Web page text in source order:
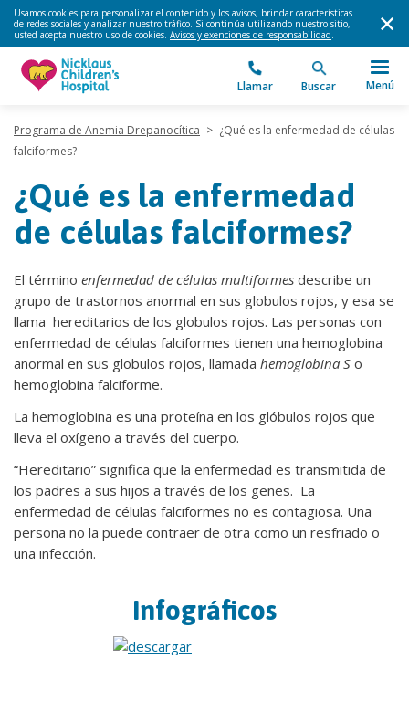
Usamos cookies para personalizar el contenido y los avisos, brindar características
de redes sociales y analizar nuestro tráfico. Si continúa utilizando nuestro sitio,
usted acepta nuestro uso de cookies. Avisos y exenciones de responsabilidad.
Llamar Buscar Menú
Programa de Anemia Drepanocítica > ¿Qué es la enfermedad de células
falciformes?
¿Qué es la enfermedad
de células falciformes?
El término enfermedad de células multiformes describe un
grupo de trastornos anormal en sus globulos rojos, y esa se
llama hereditarios de los globulos rojos. Las personas con
enfermedad de células falciformes tienen una hemoglobina
anormal en sus globulos rojos, llamada hemoglobina S o
hemoglobina falciforme.
La hemoglobina es una proteína en los glóbulos rojos que
lleva el oxígeno a través del cuerpo.
“Hereditario” significa que la enfermedad es transmitida de
los padres a sus hijos a través de los genes. La
enfermedad de células falciformes no es contagiosa. Una
persona no la puede contraer de otra como un resfriado o
una infección.
Infográficos